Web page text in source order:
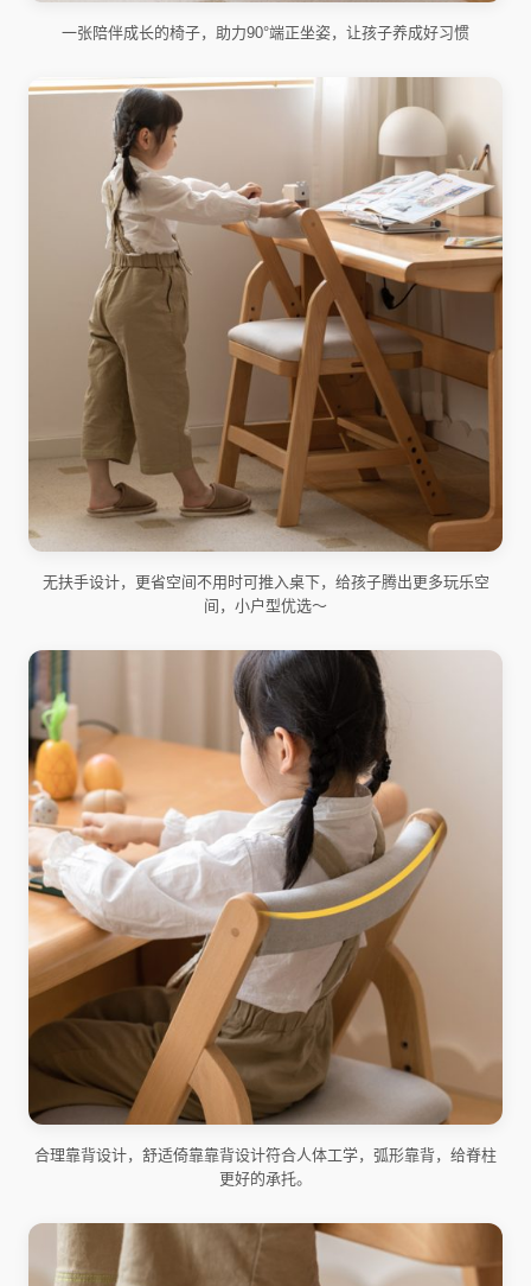
一张陪伴成长的椅子，助力90°端正坐姿，让孩子养成好习惯
无扶手设计，更省空间不用时可推入桌下，给孩子腾出更多玩乐空
间，小户型优选～
合理靠背设计，舒适倚靠靠背设计符合人体工学，弧形靠背，给脊柱
更好的承托。